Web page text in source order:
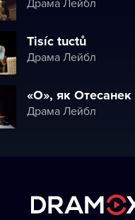
Tisíc tuctů
Драма Лейбл
«О», як Oтесанек
Драма Лейбл